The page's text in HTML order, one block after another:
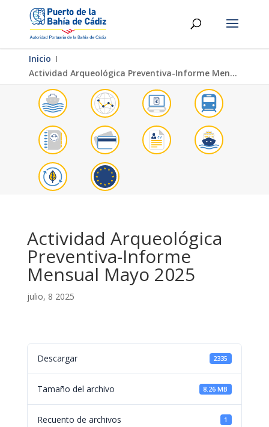
Inicio Ι
Actividad Arqueológica Preventiva-Informe Mensual Mayo 2025
Actividad Arqueológica
Preventiva-Informe
Mensual Mayo 2025
julio, 8 2025
Descargar 2335
Tamaño del archivo 8.26 MB
Recuento de archivos 1